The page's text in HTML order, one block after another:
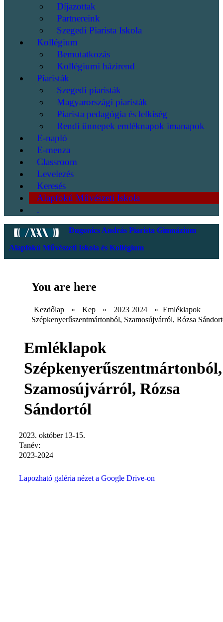
Díjazottak
Partnereink
Szegedi Piarista Iskola
Kollégium
Bemutatkozás
Kollégiumi házirend
Piaristák
Szegedi piaristák
Magyarországi piaristák
Piarista pedagógia és lelkiség
Rendi ünnepek emléknapok imanapok
E-napló
E-menza
Classroom
Levelezés
Keresés
Alapfokú Művészeti Iskola
.
Dugonics András Piarista Gimnázium
Alapfokú Művészeti Iskola és Kollégium
You are here
Kezdőlap » Kep » 2023 2024 » Emléklapok
Szépkenyerűszentmártonból, Szamosújvárról, Rózsa
Emléklapok
Szépkenyerűszentmártonból,
Szamosújvárról, Rózsa
Sándortól
2023. október 13-15.
Tanév:
2023-2024
Lapozható galéria nézet a Google Drive-on